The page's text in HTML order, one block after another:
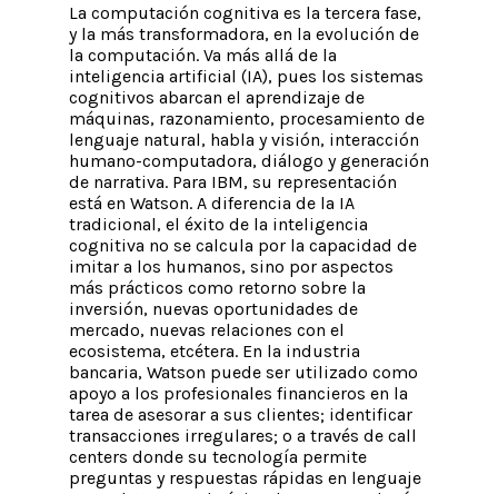
La computación cognitiva es la tercera fase,
y la más transformadora, en la evolución de
la computación. Va más allá de la
inteligencia artificial (IA), pues los sistemas
cognitivos abarcan el aprendizaje de
máquinas, razonamiento, procesamiento de
lenguaje natural, habla y visión, interacción
humano-computadora, diálogo y generación
de narrativa. Para IBM, su representación
está en Watson. A diferencia de la IA
tradicional, el éxito de la inteligencia
cognitiva no se calcula por la capacidad de
imitar a los humanos, sino por aspectos
más prácticos como retorno sobre la
inversión, nuevas oportunidades de
mercado, nuevas relaciones con el
ecosistema, etcétera. En la industria
bancaria, Watson puede ser utilizado como
apoyo a los profesionales financieros en la
tarea de asesorar a sus clientes; identificar
transacciones irregulares; o a través de call
centers donde su tecnología permite
preguntas y respuestas rápidas en lenguaje